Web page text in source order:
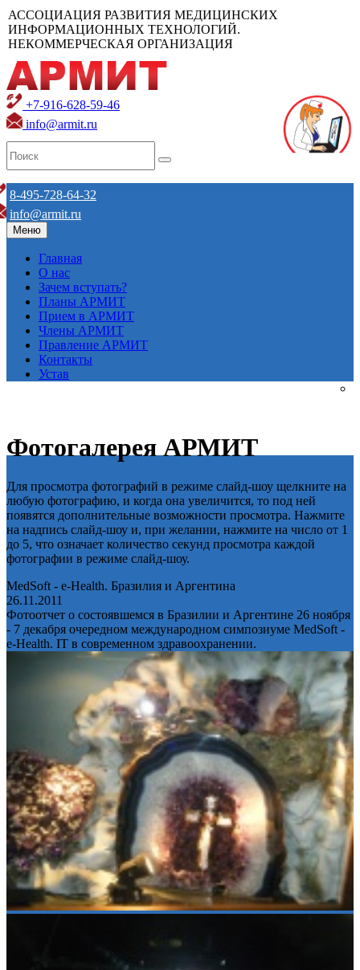
АССОЦИАЦИЯ РАЗВИТИЯ МЕДИЦИНСКИХ
ИНФОРМАЦИОННЫХ ТЕХНОЛОГИЙ.
НЕКОММЕРЧЕСКАЯ ОРГАНИЗАЦИЯ
+7-916-628-59-46
info@armit.ru
8-495-728-64-32
info@armit.ru
Меню
Главная
О нас
Зачем вступать?
Планы АРМИТ
Прием в АРМИТ
Члены АРМИТ
Правление АРМИТ
Контакты
Устав
Фотогалерея АРМИТ
Для просмотра фотографий в режиме слайд-шоу щелкните на
любую фотографию, и когда она увеличится, то под ней
появятся дополнительные возможности просмотра. Нажмите
на надпись слайд-шоу и, при желании, нажмите на число от 1
до 5, что означает количество секунд просмотра каждой
фотографии в режиме слайд-шоу.
MedSoft - e-Health. Бразилия и Аргентина
26.11.2011
Фотоотчет о состоявшемся в Бразилии и Аргентине 26 ноября
- 7 декабря очередном международном симпозиуме MedSoft -
e-Health. IT в современном здравоохранении.